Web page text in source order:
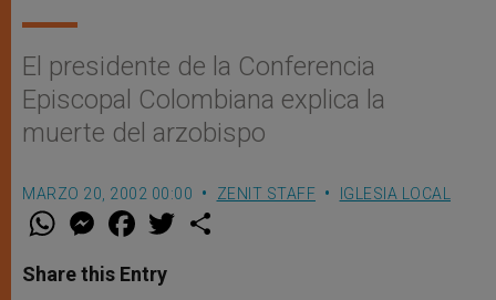
El presidente de la Conferencia
Episcopal Colombiana explica la
muerte del arzobispo
MARZO 20, 2002 00:00 ZENIT STAFF IGLESIA LOCAL
W
t
s
M
e
s
e
F
a
e
b
w
Share this Entry